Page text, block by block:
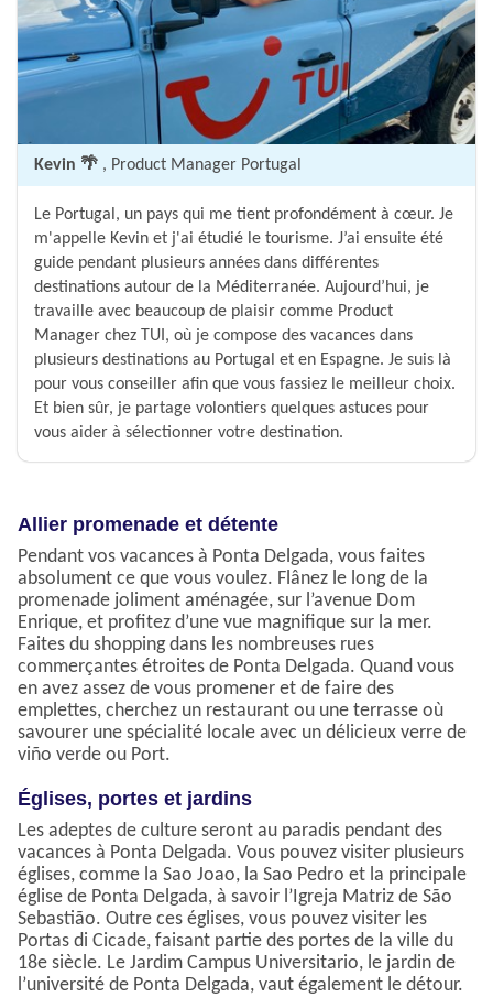
Kevin 🌴 , Product Manager Portugal
Le Portugal, un pays qui me tient profondément à cœur. Je
m'appelle Kevin et j'ai étudié le tourisme. J’ai ensuite été
guide pendant plusieurs années dans différentes
destinations autour de la Méditerranée. Aujourd’hui, je
travaille avec beaucoup de plaisir comme Product
Manager chez TUI, où je compose des vacances dans
plusieurs destinations au Portugal et en Espagne. Je suis là
pour vous conseiller afin que vous fassiez le meilleur choix.
Et bien sûr, je partage volontiers quelques astuces pour
vous aider à sélectionner votre destination.
Allier promenade et détente
Pendant vos vacances à Ponta Delgada, vous faites
absolument ce que vous voulez. Flânez le long de la
promenade joliment aménagée, sur l’avenue Dom
Enrique, et profitez d’une vue magnifique sur la mer.
Faites du shopping dans les nombreuses rues
commerçantes étroites de Ponta Delgada. Quand vous
en avez assez de vous promener et de faire des
emplettes, cherchez un restaurant ou une terrasse où
savourer une spécialité locale avec un délicieux verre de
viño verde ou Port.
Églises, portes et jardins
Les adeptes de culture seront au paradis pendant des
vacances à Ponta Delgada. Vous pouvez visiter plusieurs
églises, comme la Sao Joao, la Sao Pedro et la principale
église de Ponta Delgada, à savoir l’Igreja Matriz de São
Sebastião. Outre ces églises, vous pouvez visiter les
Portas di Cicade, faisant partie des portes de la ville du
18e siècle. Le Jardim Campus Universitario, le jardin de
l’université de Ponta Delgada, vaut également le détour.